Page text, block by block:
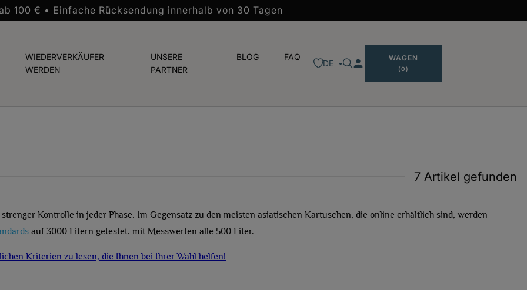
100 € • Einfache Rücksendung innerhalb von 30 Tagen
WIEDERVERKÄUFER
WERDEN
UNSERE
PARTNER
BLOG FAQ
DE person WAGEN
(0)
7 Artikel gefunden
Kontrolle in jeder Phase. Im Gegensatz zu den meisten asiatischen Kartuschen, die online erhältlich sind, werden
auf 3000 Litern getestet, mit Messwerten alle 500 Liter.
Kriterien zu lesen, die Ihnen bei Ihrer Wahl helfen!